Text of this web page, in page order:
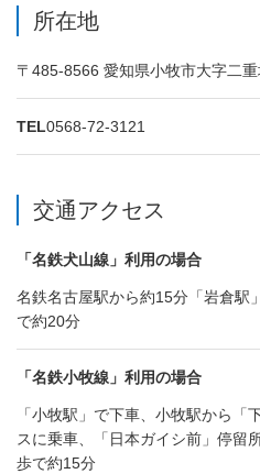
所在地
〒485-8566 愛知県小牧市大字二
TEL0568-72-3121
交通アクセス
「名鉄犬山線」利用の場合
名鉄名古屋駅から約15分「岩倉駅
で約20分
「名鉄小牧線」利用の場合
「小牧駅」で下車、小牧駅から「
スに乗車、「日本ガイシ前」停留
歩で約15分